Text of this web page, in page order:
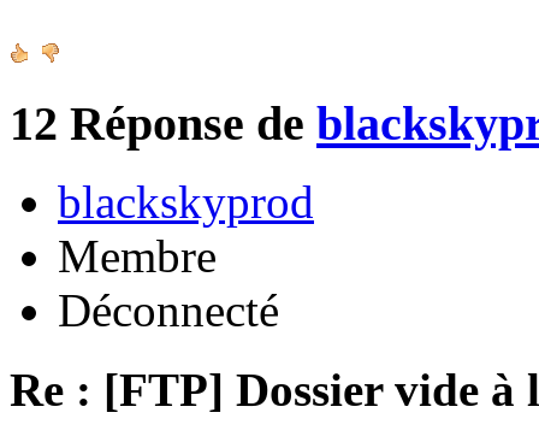
12 Réponse de
blackskyprod
Membre
Déconnecté
Re : [FTP] Dossier vide à